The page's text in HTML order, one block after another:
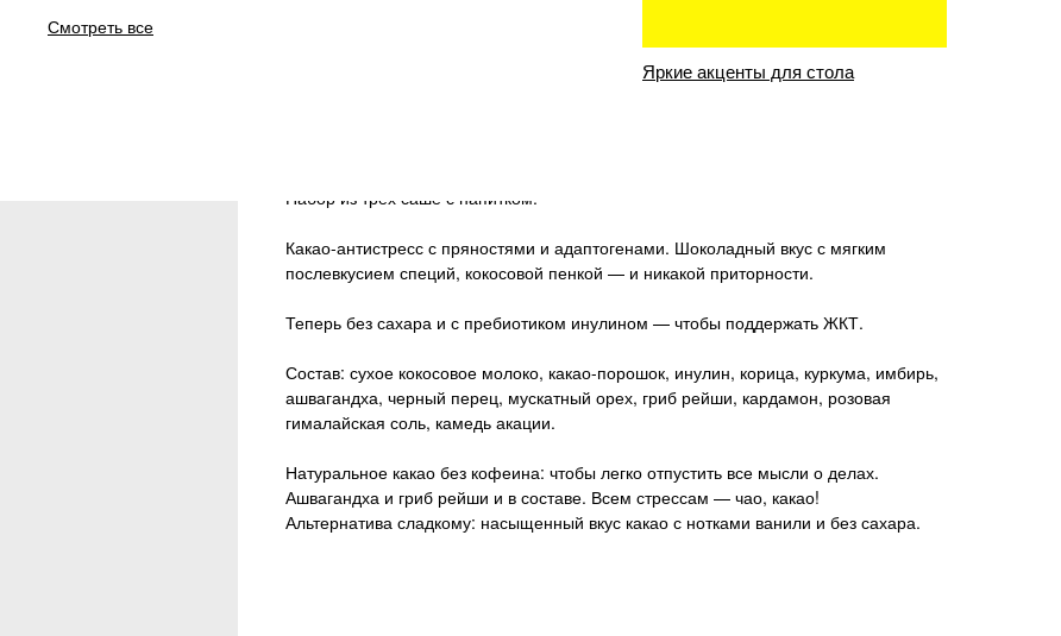
Набор из трех саше с напитком.
Какао-антистресс с пряностями и адаптогенами. Шоколадный вкус с мягким
послевкусием специй, кокосовой пенкой — и никакой приторности.
Теперь без сахара и с пребиотиком инулином — чтобы поддержать ЖКТ.
Состав: сухое кокосовое молоко, какао-порошок, инулин, корица, куркума, имбирь,
ашвагандха, черный перец, мускатный орех, гриб рейши, кардамон, розовая
гималайская соль, камедь акации.
Натуральное какао без кофеина: чтобы легко отпустить все мысли о делах.
Ашвагандха и гриб рейши и в составе. Всем стрессам — чао, какао!
Альтернатива сладкому: насыщенный вкус какао с нотками ванили и без сахара.
Яркие акценты для стола
Смотреть все